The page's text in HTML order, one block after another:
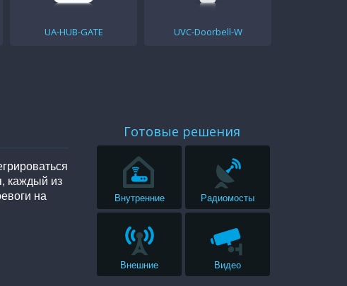
UA-HUB-GATE UVC-Doorbell-W
каждый из
на
Готовые решения
Внутренние Радиомосты
Внешние Видео